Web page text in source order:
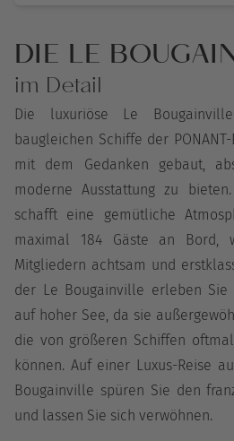
DIE LE
im Detail
Die luxuriöse Le
baugleichen Schiffe der PONANT-
mit dem Gedanken gebaut,
moderne Ausstattung zu
schafft eine gemütliche
maximal 184 Gäste an Bord,
Mitgliedern achtsam und
der Le Bougainville erleben Sie
auf hoher See, da sie
die von größeren Schiffen
können. Auf einer Luxus-Reise
Bougainville spüren Sie den
und lassen Sie sich verwöhnen.